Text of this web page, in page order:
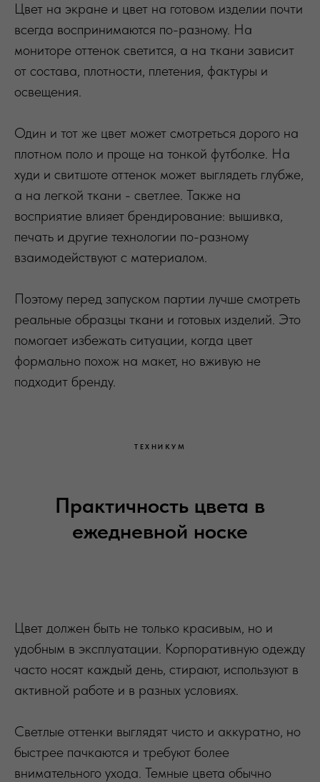
Цвет на экране и цвет на готовом изделии почти
всегда воспринимаются по-разному. На
мониторе оттенок светится, а на ткани зависит
от состава, плотности, плетения, фактуры и
освещения.
Один и тот же цвет может смотреться дорого на
плотном поло и проще на тонкой футболке. На
худи и свитшоте оттенок может выглядеть глубже,
а на легкой ткани - светлее. Также на
восприятие влияет брендирование: вышивка,
печать и другие технологии по-разному
взаимодействуют с материалом.
Поэтому перед запуском партии лучше смотреть
реальные образцы ткани и готовых изделий. Это
помогает избежать ситуации, когда цвет
формально похож на макет, но вживую не
подходит бренду.
ТЕХНИКУМ
Практичность цвета в
ежедневной носке
Цвет должен быть не только красивым, но и
удобным в эксплуатации. Корпоративную одежду
часто носят каждый день, стирают, используют в
активной работе и в разных условиях.
Светлые оттенки выглядят чисто и аккуратно, но
быстрее пачкаются и требуют более
внимательного ухода. Темные цвета обычно